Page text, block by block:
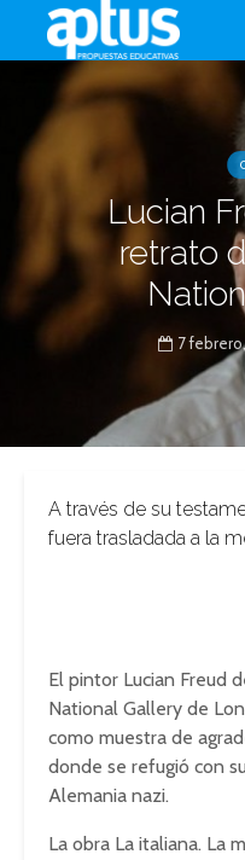
Lucian
retrato
7
A través de su
fuera trasladada a la
El pintor Lucian Freud
National Gallery de
como muestra de
donde se refugió con
Alemania nazi.
La obra La italiana. La